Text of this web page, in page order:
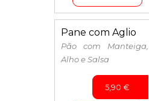
Pane com Aglio
Pão com Manteiga,
Alho e Salsa
5,90 €